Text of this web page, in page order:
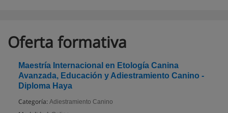
Oferta formativa
Maestría Internacional en Etología Canina
Avanzada, Educación y Adiestramiento Canino -
Diploma Haya
Categoría: Adiestramiento Canino